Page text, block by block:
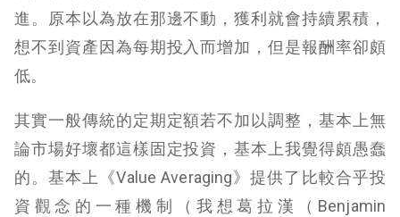
進。原本以為放在那邊不動，獲利就會持續累積，
想不到資產因為每期投入而增加，但是報酬率卻頗
低。
其實一般傳統的定期定額若不加以調整，基本上無
論市場好壞都這樣固定投資，基本上我覺得頗愚蠢
的。基本上《Value Averaging》提供了比較合乎投
資觀念的一種機制（我想葛拉漢（Benjamin